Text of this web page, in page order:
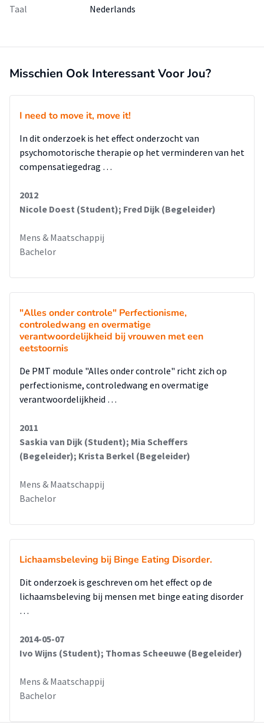
Taal Nederlands
Misschien Ook Interessant Voor Jou?
I need to move it, move it!
In dit onderzoek is het effect onderzocht van
psychomotorische therapie op het verminderen van het
compensatiegedrag …
2012
Nicole Doest (Student); Fred Dijk (Begeleider)
Mens & Maatschappij
Bachelor
"Alles onder controle" Perfectionisme,
controledwang en overmatige
verantwoordelijkheid bij vrouwen met een
eetstoornis
De PMT module "Alles onder controle" richt zich op
perfectionisme, controledwang en overmatige
verantwoordelijkheid …
2011
Saskia van Dijk (Student); Mia Scheffers
(Begeleider); Krista Berkel (Begeleider)
Mens & Maatschappij
Bachelor
Lichaamsbeleving bij Binge Eating Disorder.
Dit onderzoek is geschreven om het effect op de
lichaamsbeleving bij mensen met binge eating disorder
…
2014-05-07
Ivo Wijns (Student); Thomas Scheeuwe (Begeleider)
Mens & Maatschappij
Bachelor